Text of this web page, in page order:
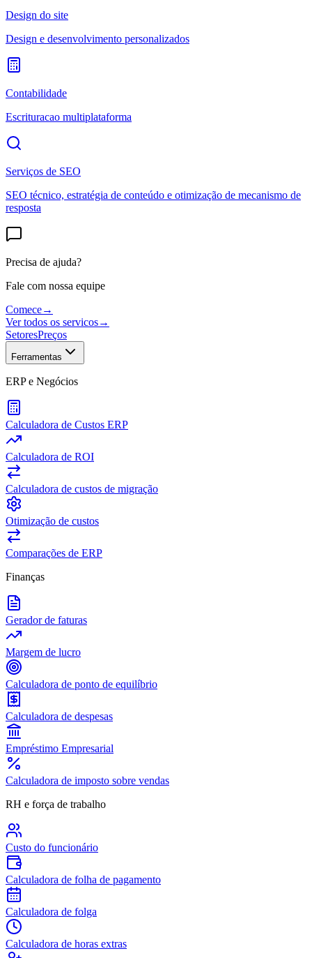
Design do site
Design e desenvolvimento personalizados
Contabilidade
Escrituracao multiplataforma
Serviços de SEO
SEO técnico, estratégia de conteúdo e otimização de mecanismo de
resposta
Precisa de ajuda?
Fale com nossa equipe
Comece→
Ver todos os servicos→
SetoresPreços
Ferramentas
ERP e Negócios
Calculadora de Custos ERP
Calculadora de ROI
Calculadora de custos de migração
Otimização de custos
Comparações de ERP
Finanças
Gerador de faturas
Margem de lucro
Calculadora de ponto de equilíbrio
Calculadora de despesas
Empréstimo Empresarial
Calculadora de imposto sobre vendas
RH e força de trabalho
Custo do funcionário
Calculadora de folha de pagamento
Calculadora de folga
Calculadora de horas extras